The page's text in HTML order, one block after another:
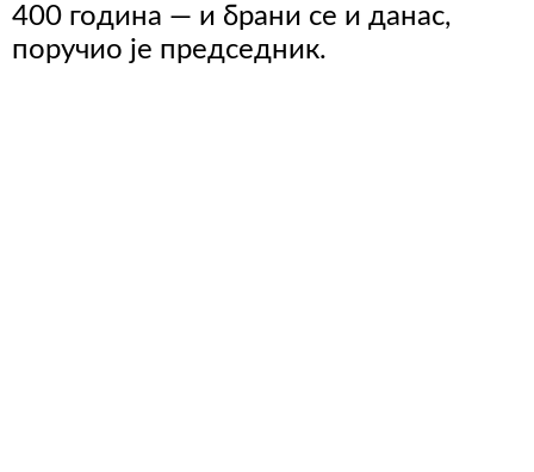
400 година — и брани се и данас,
поручио је председник.